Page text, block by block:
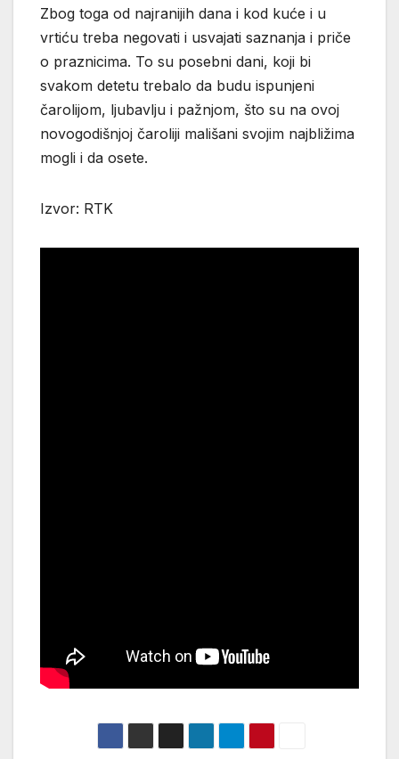
Zbog toga od najranijih dana i kod kuće i u
vrtiću treba negovati i usvajati saznanja i priče
o praznicima. To su posebni dani, koji bi
svakom detetu trebalo da budu ispunjeni
čarolijom, ljubavlju i pažnjom, što su na ovoj
novogodišnjoj čaroliji mališani svojim najbližima
mogli i da osete.
Izvor: RTK